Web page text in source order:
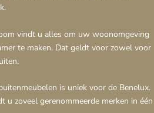
vindt u alles om uw woonomgeving
te maken. Dat geldt voor zowel voor
is uniek voor de Benelux.
u zoveel gerenommeerde merken in één